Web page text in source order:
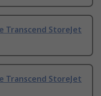
Transcend StoreJet
Transcend StoreJet